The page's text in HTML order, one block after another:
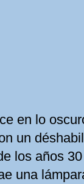
en lo
un
los años
una